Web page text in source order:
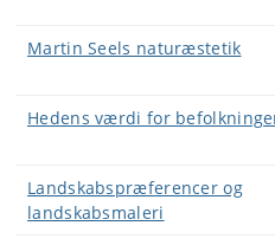
Martin Seels naturæstetik
Hedens værdi for
Landskabspræferencer og
landskabsmaleri